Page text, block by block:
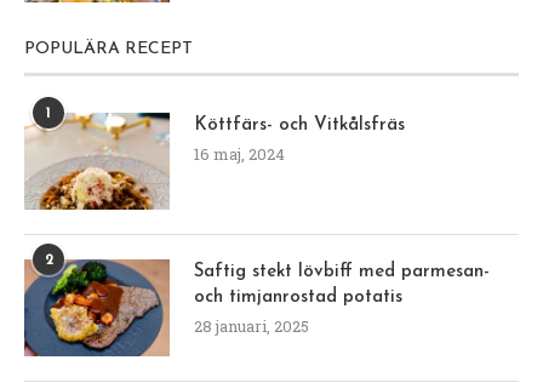
POPULÄRA RECEPT
Köttfärs- och Vitkålsfräs
16 maj, 2024
2
Saftig stekt lövbiff med parmesan-
och timjanrostad potatis
28 januari, 2025